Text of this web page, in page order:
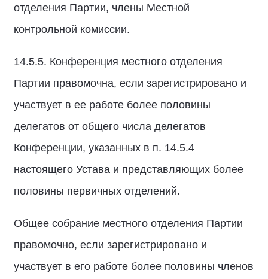
отделения Партии, члены Местной
контрольной комиссии.
14.5.5. Конференция местного отделения
Партии правомочна, если зарегистрировано и
участвует в ее работе более половины
делегатов от общего числа делегатов
Конференции, указанных в п. 14.5.4
настоящего Устава и представляющих более
половины первичных отделений.
Общее собрание местного отделения Партии
правомочно, если зарегистрировано и
участвует в его работе более половины членов